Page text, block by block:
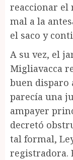
reaccionar el
mal a la
el saco y
A su vez, el
Migliavacca
buen disparo
parecía una
ampayer
decretó
tal formal,
registradora.